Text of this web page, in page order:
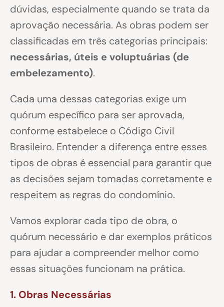
dúvidas, especialmente quando se trata da
aprovação necessária. As obras podem ser
classificadas em três categorias principais:
necessárias, úteis e voluptuárias (de
embelezamento).
Cada uma dessas categorias exige um
quórum específico para ser aprovada,
conforme estabelece o Código Civil
Brasileiro. Entender a diferença entre esses
tipos de obras é essencial para garantir que
as decisões sejam tomadas corretamente e
respeitem as regras do condomínio.
Vamos explorar cada tipo de obra, o
quórum necessário e dar exemplos práticos
para ajudar a compreender melhor como
essas situações funcionam na prática.
1. Obras Necessárias